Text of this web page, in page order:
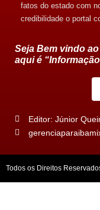
fatos do estado com
credibilidade o portal
Seja Bem vindo
aqui é
Editor: Júnior
Todos os Direitos